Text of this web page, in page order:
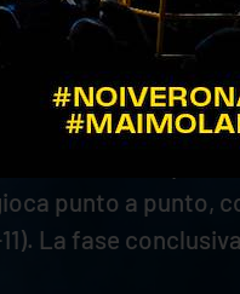
per il 2 a 0
le distanze, poi
punto a punto,
La fase